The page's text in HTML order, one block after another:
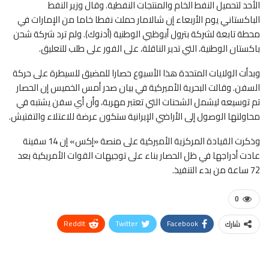
الأحد لتحميل ⁠النفط الخام والمنتجات النفطية. ‌وقال وزير ‌النفط
الباكستاني يوم الأربعاء إن ​شالامار حملت ‌نفطا خاما من الإمارات في
محطة ‌تابعة لشركة بترول أبوظبي الوطنية (أدنوك). ولم ترد شركة شحن
باكستان الوطنية، التي تدير الناقلة، على الفور على طلب للتعليق.
وبدأت ‌الولايات المتحدة هذا الأسبوع حصارا للمضيق للسيطرة على حركة
السفن. وقالت ⁠البحرية ⁠الأميركية في بيان صدر أمس الخميس إن الحصار
تم توسيعه ليشمل الشحنات التي تعتبر مهربة، وأن أي سفن يشتبه في
محاولتها الوصول إلى الأراضي الإيرانية ستكون عرضة للاعتلاء والتفتيش.
وذكرت القيادة المركزية الأميركية على منصة «إكس» إن 14 سفينة
عادت أدراجها في ظل ​الحصار بناء ​على توجيهات القوات الأمريكية بعد
72 ساعة من بدء التنفيذ.
0
شارك Facebook
Twitter
ReddIt